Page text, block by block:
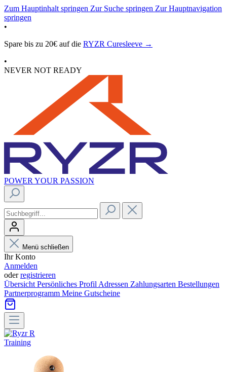
Zum Hauptinhalt springen Zur Suche springen Zur Hauptnavigation
springen
•
Spare bis zu 20€ auf die RYZR Curesleeve →
•
NEVER NOT READY
POWER YOUR PASSION
Menü schließen
Ihr Konto
Anmelden
oderregistrieren
Übersicht Persönliches Profil Adressen Zahlungsarten Bestellungen
Partnerprogramm Meine Gutscheine
Training